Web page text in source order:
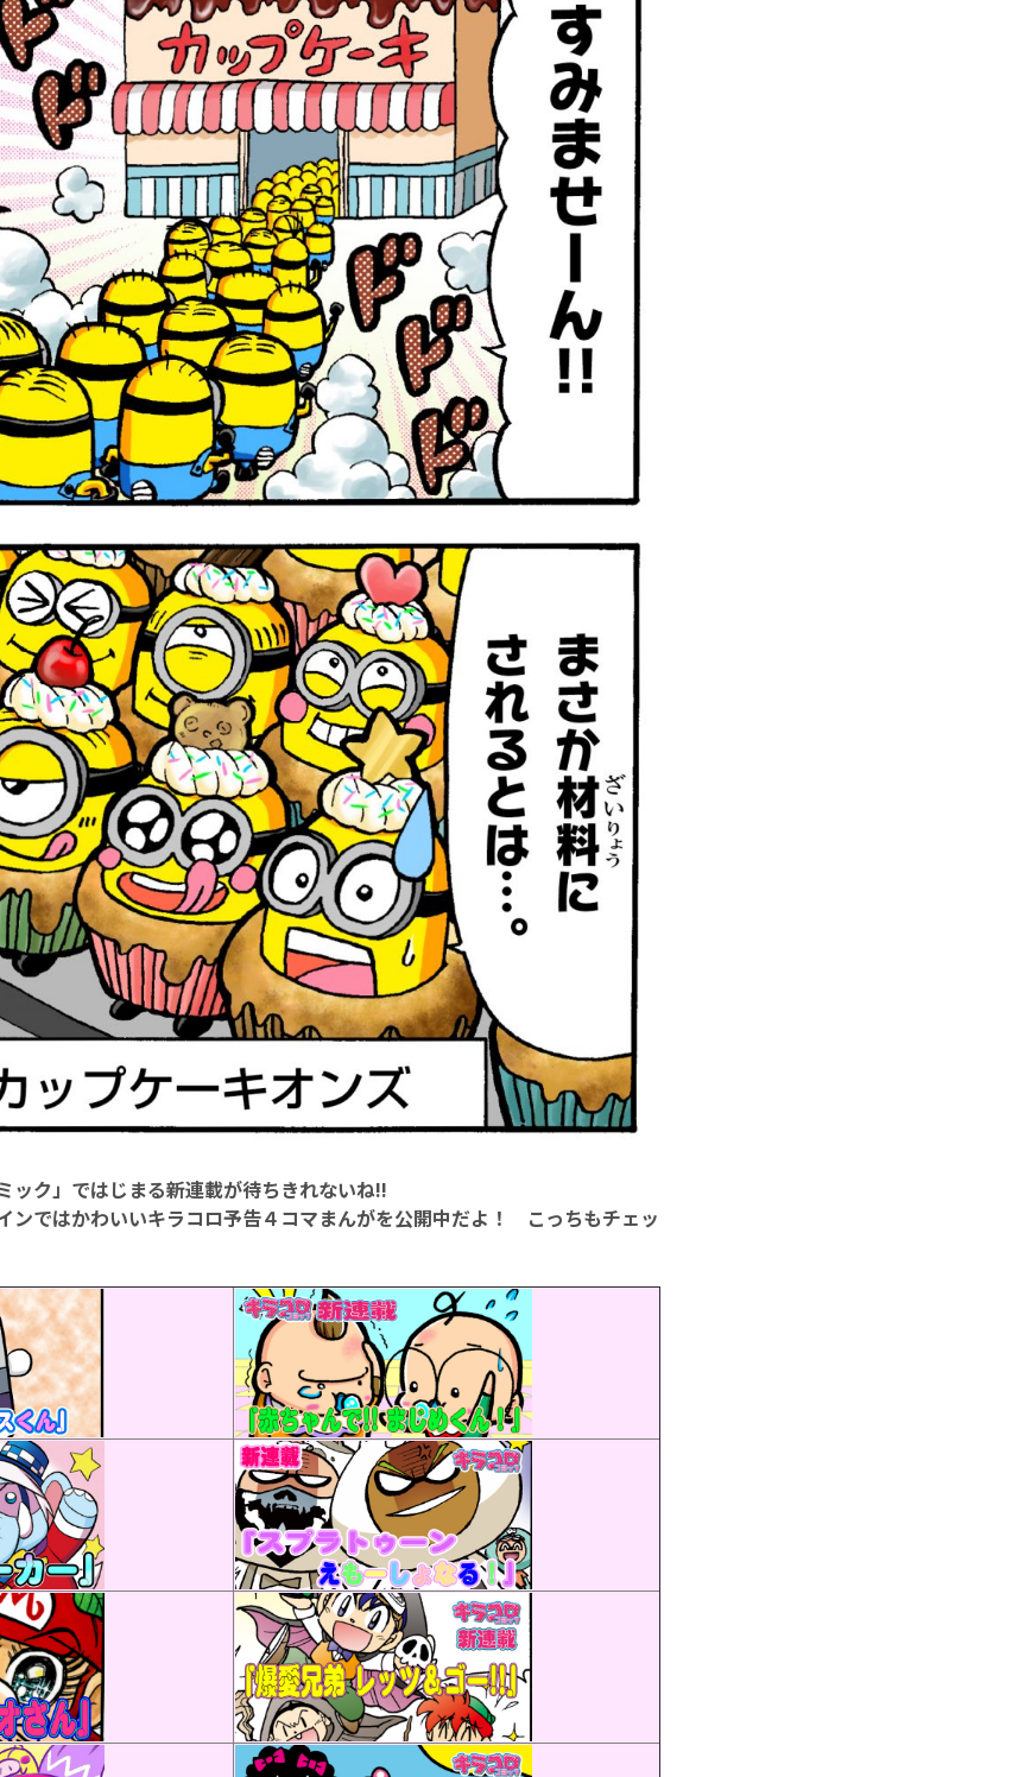
ック」ではじまる新連載が待ちきれないね!!
ンではかわいいキラコロ予告４コマまんがを公開中だよ！ こっちもチェッ